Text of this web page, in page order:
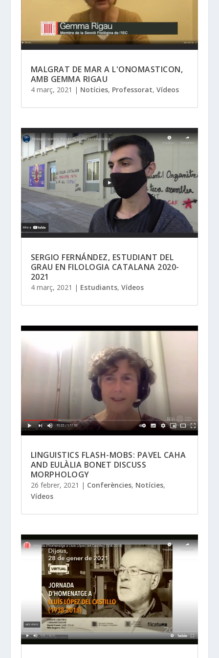
MALGRAT DE MAR A L'ONOMASTICON,
AMB GEMMA RIGAU
4 març, 2021 | Notícies, Professorat, Vídeos
SERGIO FERNÁNDEZ, ESTUDIANT DEL
GRAU EN FILOLOGIA CATALANA 2020-
2021
4 març, 2021 | Estudiants, Vídeos
LINGUISTICS FLASH-MOBS: PAVEL CAHA
AND EULÀLIA BONET DISCUSS
MORPHOLOGY
26 febrer, 2021 | Conferències, Notícies,
Vídeos